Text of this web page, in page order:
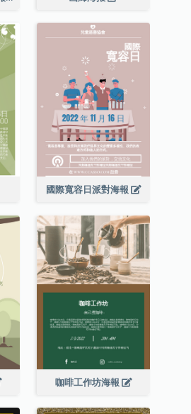
國際寬容日派對海報
咖啡工作坊海報